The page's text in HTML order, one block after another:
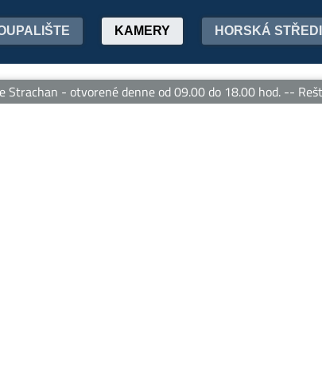
KAMERY HORSKÁ
- otvorené denne od 09.00 do 18.00 hod. --